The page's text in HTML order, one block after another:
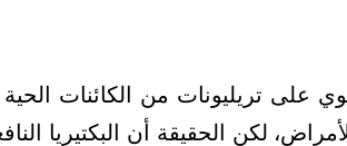
تريليونات من الكائنات
لكن الحقيقة أن البكتيريا